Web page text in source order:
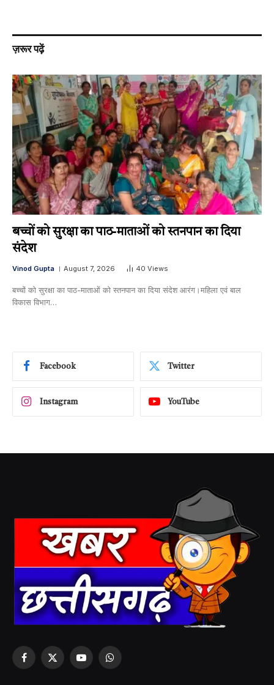
ज़रूर पढ़ें
बच्चों को सुरक्षा का पाठ-माताओं को स्तनपान का दिया
संदेश
Vinod Gupta August 7, 2026 40 Views
बच्चों को सुरक्षा का पाठ-माताओं को स्तनपान का दिया संदेश आरंग।महिला एवं बाल
विकास विभाग…
Facebook Twitter
Instagram YouTube
Facebook
X
YouTubeWhatsApp